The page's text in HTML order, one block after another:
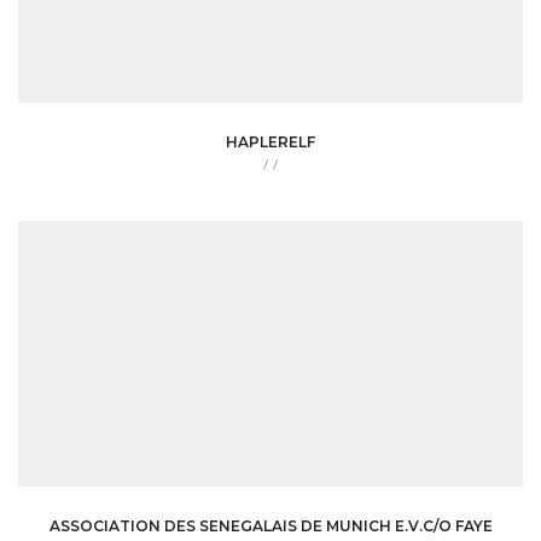
HAPLERELF
/ /
ASSOCIATION DES SENEGALAIS DE MUNICH E.V.C/O FAYE